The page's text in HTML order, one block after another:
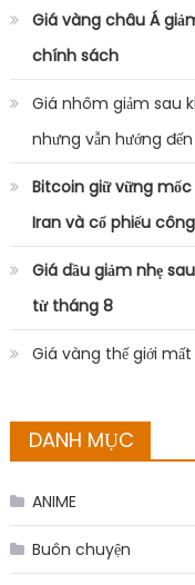
Giá vàng châu Á
chính sách
Giá nhôm giảm sau
nhưng vẫn hướng
Bitcoin giữ vững
Iran và cổ phiếu
Giá dầu giảm nhẹ
từ tháng 8
Giá vàng thế giới
DANH MỤC
ANIME
Buôn chuyện